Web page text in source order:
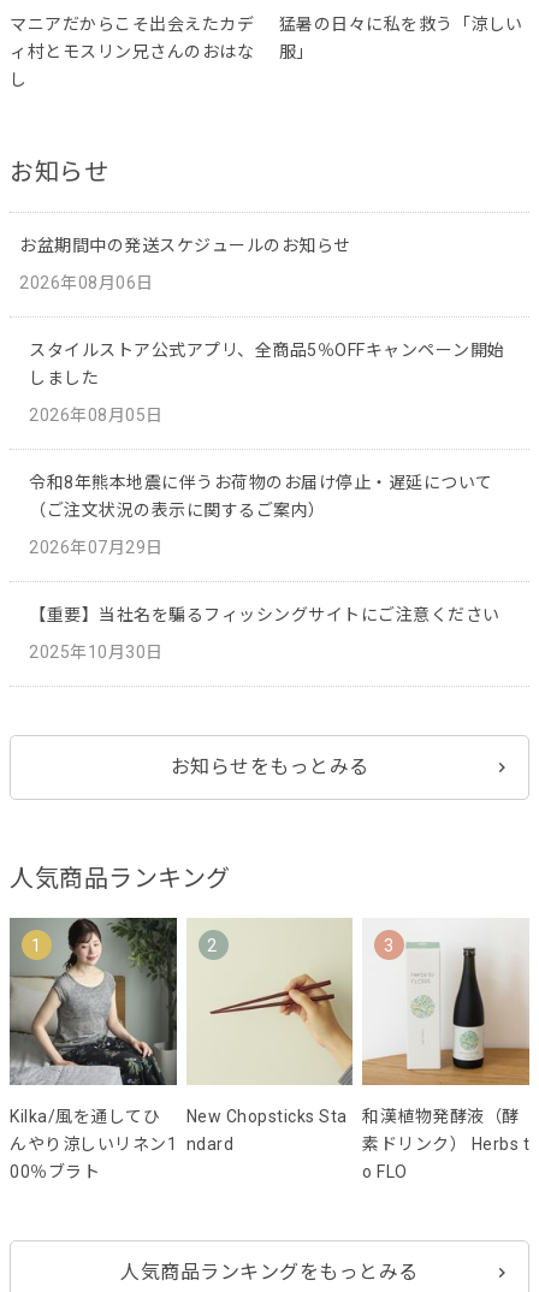
マニアだからこそ出会えたカデ
ィ村とモスリン兄さんのおはな
し
猛暑の日々に私を救う「涼しい
服」
お知らせ
お盆期間中の発送スケジュールのお知らせ
2026年08月06日
スタイルストア公式アプリ、全商品5％OFFキャンペーン開始
しました
2026年08月05日
令和8年熊本地震に伴うお荷物のお届け停止・遅延について
（ご注文状況の表示に関するご案内）
2026年07月29日
【重要】当社名を騙るフィッシングサイトにご注意ください
2025年10月30日
お知らせをもっとみる
人気商品ランキング
1
Kilka/風を通してひ
んやり涼しいリネン1
00％ブラト
2
New Chopsticks Sta
ndard
3
和漢植物発酵液（酵
素ドリンク） Herbs t
o FLO
人気商品ランキングをもっとみる